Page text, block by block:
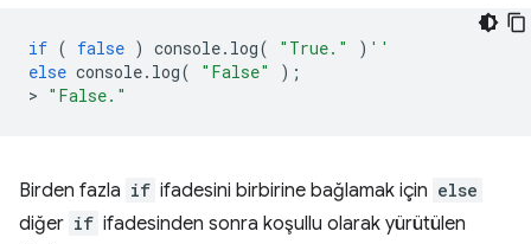
if ( false ) console. log( "True." ) ''
else console. log( "False"
);
> "False."
Birden fazla if ifadesini birbirine bağlamak için else
diğer if ifadesinden sonra koşullu olarak yürütülen